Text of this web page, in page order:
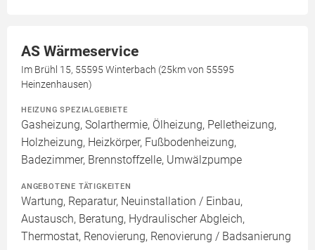
AS Wärmeservice
Im Brühl 15, 55595 Winterbach (25km von 55595
Heinzenhausen)
HEIZUNG SPEZIALGEBIETE
Gasheizung, Solarthermie, Ölheizung, Pelletheizung,
Holzheizung, Heizkörper, Fußbodenheizung,
Badezimmer, Brennstoffzelle, Umwälzpumpe
ANGEBOTENE TÄTIGKEITEN
Wartung, Reparatur, Neuinstallation / Einbau,
Austausch, Beratung, Hydraulischer Abgleich,
Thermostat, Renovierung, Renovierung / Badsanierung